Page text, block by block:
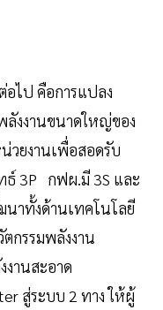
อไป คือการแปลง
งงานขนาดใหญ่ของ
วยงานเพื่อสอดรับ
ธ์ 3P กฟผ.มี 3S และ
นาทั้งด้านเทคโนโลยี
กรรมพลังงาน
งานสะอาด
สู่ระบบ 2 ทาง ให้ผู้